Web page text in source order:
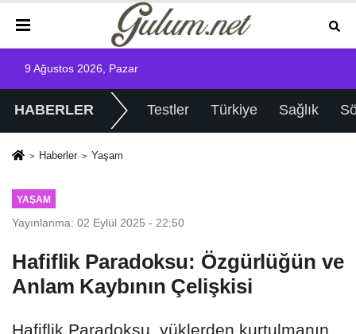
9 Ağustos 2026, Pazar
HABERLER Testler Türkiye Sağlık
Haberler Yaşam
YAŞAM
Yayınlanma: 02 Eylül 2025 - 22:50
Hafiflik Paradoksu: Özgürlüğün ve
Anlam Kaybının Çelişkisi
Hafiflik Paradoksu, yüklerden kurtulmanın